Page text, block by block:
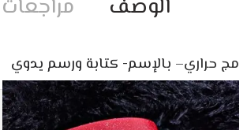
الوصف مراجعات
مج حراري– بالإسم- كتابة ورسم يدوي